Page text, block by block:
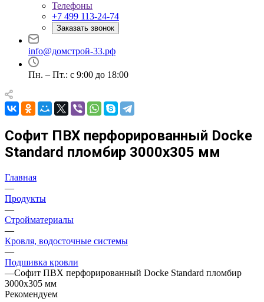
Телефоны
+7 499 113-24-74
Заказать звонок
info@домстрой-33.рф
Пн. – Пт.: с 9:00 до 18:00
Софит ПВХ перфорированный Docke
Standard пломбир 3000х305 мм
Главная
—
Продукты
—
Стройматериалы
—
Кровля, водосточные системы
—
Подшивка кровли
—Софит ПВХ перфорированный Docke Standard пломбир
3000х305 мм
Рекомендуем